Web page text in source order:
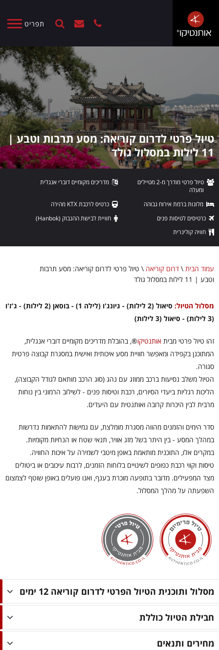
תפריט
טיול פרטי לדרום קוריאה: מסע תרבות וטבע |
11 לילות במסלול גולד
טיול פרטי מודרך מ-2 מטיילים
ומעלה
מדריכים מקומיים דוברי אנגלית
מלונות ברמת אירוח גבוהה
כרטיס לרכבת KTX מהירה
כרטיסים לטיסות פנים
חוויית לבישת ההנבוק (Hanbok)
חוויה קולינרית
עמוד הבית \ דרום קוריאה \ טיול פרטי לדרום קוריאה: מסע תרבות
וטבע | 11 לילות במסלול גולד
מסלול הטיול:
סיאול (2 לילות) - גיונג'ו (לילה 1) - בוסאן (2 לילות) - ג'ז'ו
(3 לילות) - סיאול (3 לילות)
זהו טיול פרטי מבית אותנטיקו®, בהובלת מדריכים מקומיים דוברי אנגלית,
המתוכנן בקפידה ומאפשר חוויית מסע איכותית ואישית במסגרת קבוצה פרטית
סגורה.
הטיול משלב נסיעות ברכב ממוזג עם נהג (סוג הרכב מותאם לגודל הקבוצה),
הליכות רגליות ביעדי הסיורים, רכבת וטיסות פנים - לשילוב הרמוני בין נוחות
מרבית לבין היכרות קרובה ואותנטית עם היעדים.
סדר הימים והזמנים מהווה מסגרת מומלצת, עם גמישות להתאמות נדרשות
במהלך המסע - בין היתר בשל מזג אוויר, תנאי שטח או הנחיות מקומיות.
במקרים אלו, התוכנית מותאמת באופן מיטבי לשמירה על איכות החוויה.
טיסות וקווי רכבת כפופים לשינויים בלוחות הזמנים, לרבות עיכובים או ביטולים
מצד המפעילים. מדובר בתופעה מוכרת בענף, ואנו פועלים באופן שוטף לצמצום
השפעתה על מהלך המסלול.
מסלול ותוכנית הטיול הפרטי לדרום קוריאה 12 ימים
חבילת הטיול כוללת
מחירים ותנאים